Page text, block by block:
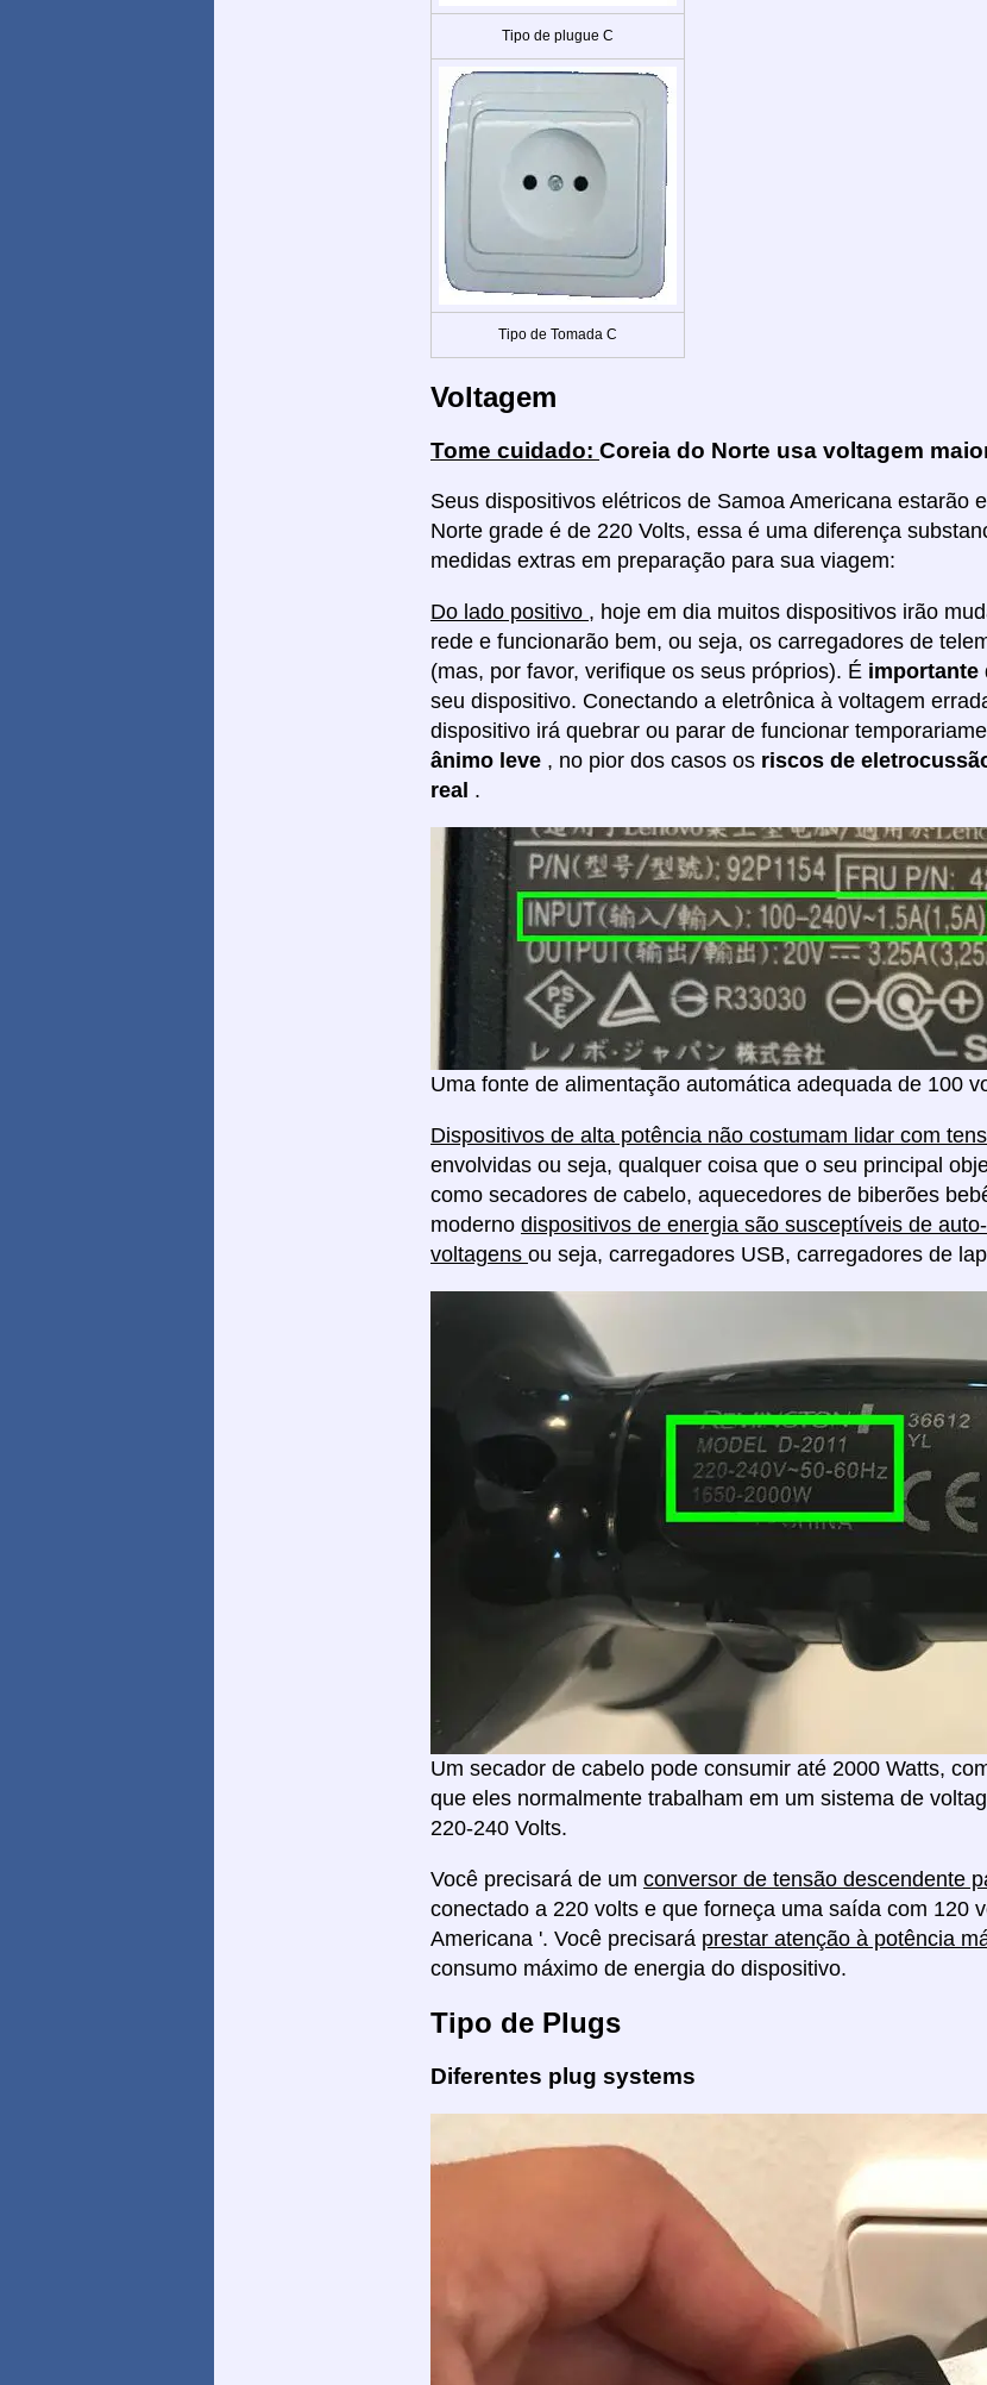
Tipo de plugue C
Tipo de Tomada C
Voltagem
Tome cuidado: Coreia do Norte usa voltagem
Seus dispositivos elétricos de Samoa Americana estarão
Norte grade é de 220 Volts, essa é uma diferença
medidas extras em preparação para sua viagem:
Do lado positivo , hoje em dia muitos dispositivos irão
rede e funcionarão bem, ou seja, os carregadores de
(mas, por favor, verifique os seus próprios). É importante
seu dispositivo. Conectando a eletrônica à voltagem
dispositivo irá quebrar ou parar de funcionar
ânimo leve , no pior dos casos os riscos de
real .
Uma fonte de alimentação automática adequada de 100
Dispositivos de alta potência não costumam lidar com
envolvidas ou seja, qualquer coisa que o seu principal
como secadores de cabelo, aquecedores de biberões
moderno dispositivos de energia são susceptíveis de
voltagens ou seja, carregadores USB, carregadores de
Um secador de cabelo pode consumir até 2000 Watts,
que eles normalmente trabalham em um sistema de
220-240 Volts.
Você precisará de um conversor de tensão descendente
conectado a 220 volts e que forneça uma saída com 120
Americana '. Você precisará prestar atenção à potência
consumo máximo de energia do dispositivo.
Tipo de Plugs
Diferentes plug systems